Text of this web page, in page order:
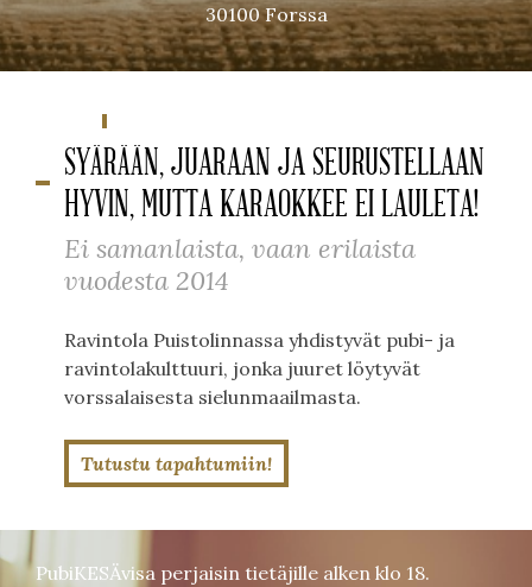
30100 Forssa
SYÄRÄÄN, JUARAAN JA SEURUSTELLAAN
HYVIN, MUTTA KARAOKKEE EI LAULETA!
Ei samanlaista, vaan erilaista
vuodesta 2014
Ravintola Puistolinnassa yhdistyvät pubi- ja
ravintolakulttuuri, jonka juuret löytyvät
vorssalaisesta sielunmaailmasta.
Tutustu tapahtumiin!
PubiKESÄvisa perjaisin tietäjille alken klo 18.